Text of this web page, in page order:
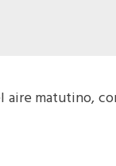
aire matutino,